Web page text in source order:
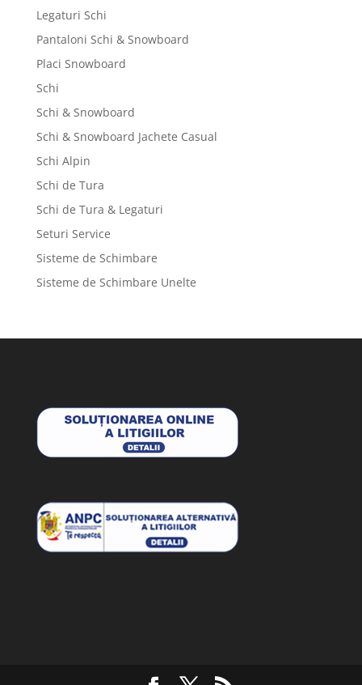
Legaturi Schi
Pantaloni Schi & Snowboard
Placi Snowboard
Schi
Schi & Snowboard
Schi & Snowboard Jachete Casual
Schi Alpin
Schi de Tura
Schi de Tura & Legaturi
Seturi Service
Sisteme de Schimbare
Sisteme de Schimbare Unelte